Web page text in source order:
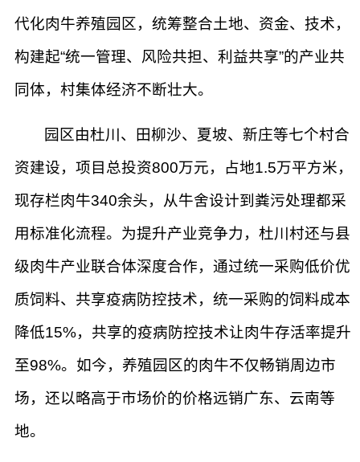
代化肉牛养殖园区，统筹整合土地、资金、技术，
构建起“统一管理、风险共担、利益共享”的产业共
同体，村集体经济不断壮大。
园区由杜川、田柳沙、夏坡、新庄等七个村合
资建设，项目总投资800万元，占地1.5万平方米，
现存栏肉牛340余头，从牛舍设计到粪污处理都采
用标准化流程。为提升产业竞争力，杜川村还与县
级肉牛产业联合体深度合作，通过统一采购低价优
质饲料、共享疫病防控技术，统一采购的饲料成本
降低15%，共享的疫病防控技术让肉牛存活率提升
至98%。如今，养殖园区的肉牛不仅畅销周边市
场，还以略高于市场价的价格远销广东、云南等
地。